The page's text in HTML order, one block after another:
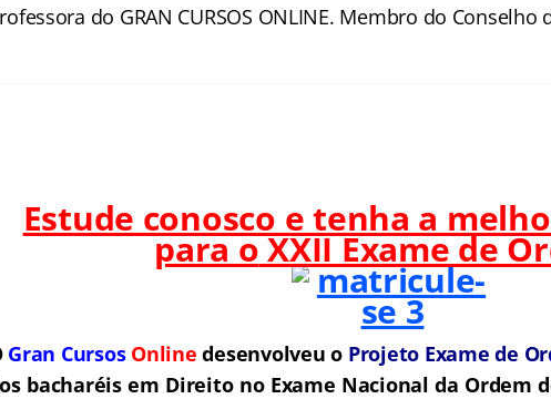
do GRAN CURSOS ONLINE. Membro do Conselho
Estude conosco e tenha a
para oXXII Exame de
Gran Cursos Online desenvolveu o Projeto Exame de
bacharéis em Direito no Exame Nacional da Ordem